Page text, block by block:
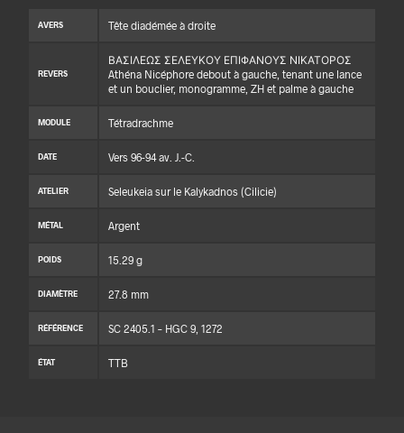
AVERS Tête diadémée à droite
REVERS
ΒΑΣΙΛΕΩΣ ΣΕΛΕΥΚΟΥ ΕΠΙΦΑΝΟΥΣ ΝΙΚΑΤΟΡΟΣ
Athéna Nicéphore debout à gauche, tenant une lance
et un bouclier, monogramme, ZH et palme à gauche
MODULE Tétradrachme
DATE Vers 96-94 av. J.-C.
ATELIER Seleukeia sur le Kalykadnos (Cilicie)
MÉTAL Argent
POIDS 15.29 g
DIAMÈTRE 27.8 mm
RÉFÉRENCE SC 2405.1 – HGC 9, 1272
ÉTAT TTB